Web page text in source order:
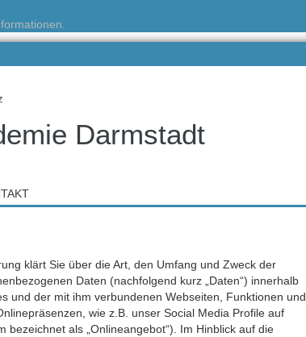
Darmstadt
klärt Sie über die Art, den Umfang und Zweck der
Daten (nachfolgend kurz „Daten“) innerhalb
und der mit ihm verbundenen Webseiten, Funktionen und
wie z.B. unser Social Media Profile auf
bezeichnet als „Onlineangebot“). Im Hinblick auf die